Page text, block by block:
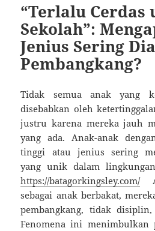
“Terlalu Cerdas
Sekolah”:
Jenius Sering
Pembangkang?
Tidak semua anak yang
disebabkan oleh
justru karena mereka jauh
yang ada. Anak-anak
tinggi atau jenius sering
yang unik dalam
https://batagorkingsley.com/
sebagai anak berbakat,
pembangkang, tidak
Fenomena ini menimbulkan